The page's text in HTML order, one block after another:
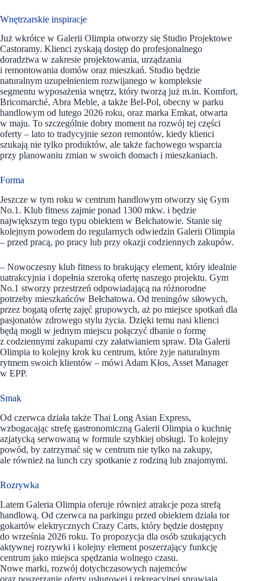
Wnętrzarskie inspiracje
Już wkrótce w Galerii Olimpia otworzy się Studio Projektowe
Castoramy. Klienci zyskają dostęp do profesjonalnego
doradztwa w zakresie projektowania, urządzania
i remontowania domów oraz mieszkań. Studio będzie
naturalnym uzupełnieniem rozwijanego w kompleksie
segmentu wyposażenia wnętrz, który tworzą już m.in. Komfort,
Bricomarché, Abra Meble, a także Bel-Pol, obecny w parku
handlowym od lutego 2026 roku, oraz marka Emkat, otwarta
w maju. To szczególnie dobry moment na rozwój tej części
oferty – lato to tradycyjnie sezon remontów, kiedy klienci
szukają nie tylko produktów, ale także fachowego wsparcia
przy planowaniu zmian w swoich domach i mieszkaniach.
Forma
Jeszcze w tym roku w centrum handlowym otworzy się Gym
No.1. Klub fitness zajmie ponad 1300 mkw. i będzie
największym tego typu obiektem w Bełchatowie. Stanie się
kolejnym powodem do regularnych odwiedzin Galerii Olimpia
– przed pracą, po pracy lub przy okazji codziennych zakupów.
– Nowoczesny klub fitness to brakujący element, który idealnie
uatrakcyjnia i dopełnia szeroką ofertę naszego projektu. Gym
No.1 stworzy przestrzeń odpowiadającą na różnorodne
potrzeby mieszkańców Bełchatowa. Od treningów siłowych,
przez bogatą ofertę zajęć grupowych, aż po miejsce spotkań dla
pasjonatów zdrowego stylu życia. Dzięki temu nasi klienci
będą mogli w jednym miejscu połączyć dbanie o formę
z codziennymi zakupami czy załatwianiem spraw. Dla Galerii
Olimpia to kolejny krok ku centrum, które żyje naturalnym
rytmem swoich klientów – mówi Adam Kłos, Asset Manager
w EPP.
Smak
Od czerwca działa także Thai Long Asian Express,
wzbogacając strefę gastronomiczną Galerii Olimpia o kuchnię
azjatycką serwowaną w formule szybkiej obsługi. To kolejny
powód, by zatrzymać się w centrum nie tylko na zakupy,
ale również na lunch czy spotkanie z rodziną lub znajomymi.
Rozrywka
Latem Galeria Olimpia oferuje również atrakcje poza strefą
handlową. Od czerwca na parkingu przed obiektem działa tor
gokartów elektrycznych Crazy Carts, który będzie dostępny
do września 2026 roku. To propozycja dla osób szukających
aktywnej rozrywki i kolejny element poszerzający funkcję
centrum jako miejsca spędzania wolnego czasu.
Nowe marki, rozwój dotychczasowych najemców
oraz poszerzanie oferty usługowej i rekreacyjnej sprawiają,